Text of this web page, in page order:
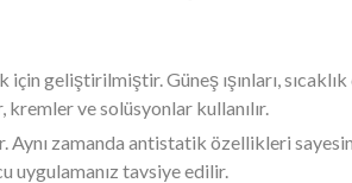
geliştirilmiştir. Güneş ışınları,
ve solüsyonlar kullanılır.
zamanda antistatik özellikleri
uygulamanız tavsiye edilir.